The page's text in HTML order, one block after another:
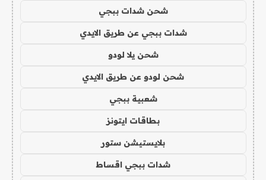
شحن شدات ببجي
شدات ببجي عن طريق الايدي
شحن يلا لودو
شحن لودو عن طريق الايدي
شعبية ببجي
بطاقات ايتونز
بلايستيشن ستور
شدات ببجي اقساط